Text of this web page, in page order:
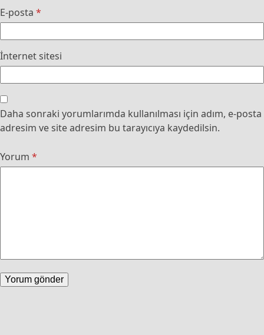
E-posta *
İnternet sitesi
Daha sonraki yorumlarımda kullanılması için adım, e-posta
adresim ve site adresim bu tarayıcıya kaydedilsin.
Yorum *